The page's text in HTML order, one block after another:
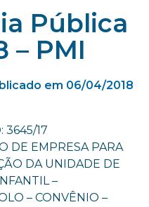
Pública
– PMI
em 06/04/2018
3645/17
DE EMPRESA PARA
DA UNIDADE DE
–
– CONVÊNIO –